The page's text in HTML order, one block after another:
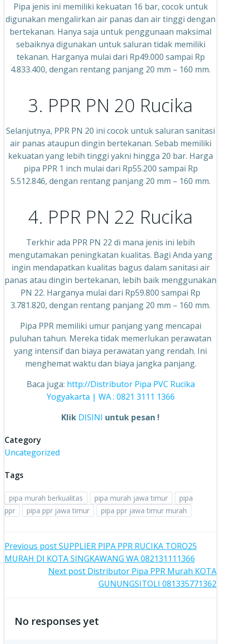
Pipa jenis ini memiliki kekuatan 16 bar, cocok untuk
digunakan mengalirkan air panas dan air tinggi dengan
bertekanan. Hanya saja untuk penggunaan maksimal
sebaiknya digunakan untuk saluran tidak memiliki
tekanan. Harganya mulai dari Rp49.000 sampai Rp
4.833.400, dengan rentang panjang 20 mm – 160 mm.
3. PPR PN 20 Rucika
Selanjutnya, PPR PN 20 ini cocok untuk saluran sanitasi
air panas ataupun dingin bertekanan. Sebab memiliki
kekuatan yang lebih tinggi yakni hingga 20 bar. Harga
pipa PPR 1 inch mulai dari Rp55.200 sampai Rp
5.512.846, dengan rentang panjang 20 mm – 160 mm.
4. PPR PN 22 Rucika
Terkhir ada PPR PN 22 di mana jenis ini lebih
mengutamakan peningkatan kualitas. Bagi Anda yang
ingin mendapatkan kualitas bagus dalam sanitasi air
panas atau dingin bertekanan, lebih baik menggunakan
PN 22. Harganya mulai dari Rp59.800 sampai Rp
3.781.820, dengan rentang panjang 20 mm – 160 mm.
Pipa PPR memiliki umur panjang yang mencapai
puluhan tahun. Mereka tidak memerlukan perawatan
yang intensif dan biaya perawatan yang rendah. Ini
menghemat waktu dan biaya jangka panjang.
Baca juga: http://Distributor Pipa PVC Rucika
Yogyakarta | WA : 0821 3111 1366
Klik DISINI untuk pesan !
Category
Uncategorized
Tags
pipa murah berkualitas pipa murah jawa timur
pipa
ppr
pipa ppr jawa timur pipa ppr jawa timur murah
Post
navigation
Previous postSUPPLIER PIPA PPR RUCIKA TORO25
MURAH DI KOTA SINGKAWANG WA 082131111366
Next post Distributor Pipa PPR Murah KOTA
GUNUNGSITOLI 081335771362
No responses yet